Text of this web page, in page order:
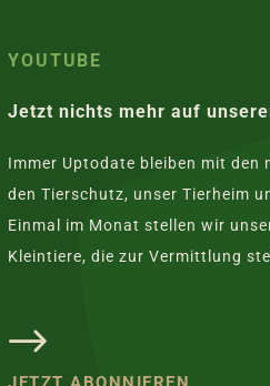
YOUTUBE
Jetzt nichts mehr auf
Immer Uptodate bleiben mit den
den Tierschutz, unser Tierheim
Einmal im Monat stellen wir
Kleintiere, die zur Vermittlung